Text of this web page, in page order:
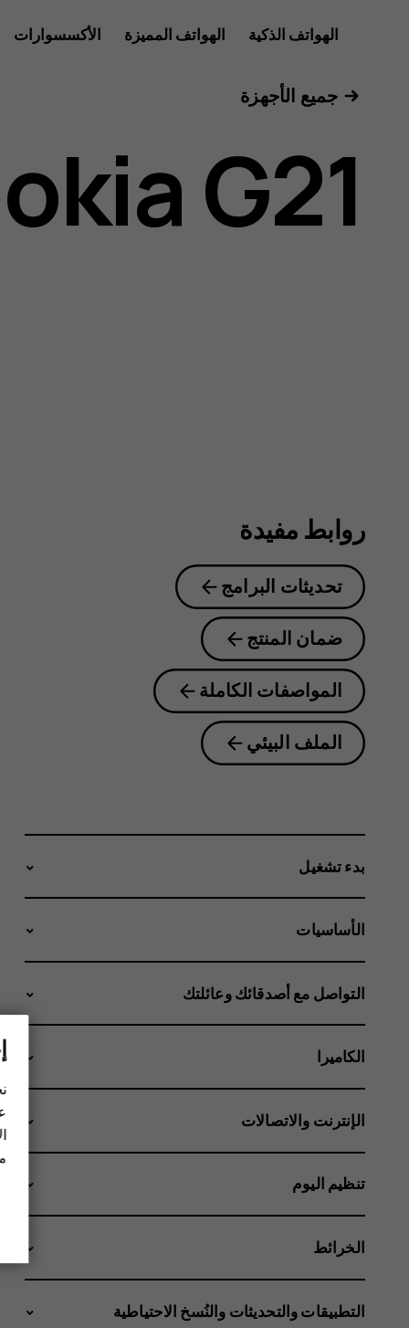
دليل
مستخدم
Nokia
الهواتف الذكية الهواتف المميزة الأكسسوارات
جميع الأجهزة
G21
روابط مفيدة
تحديثات البرامج
ضمان المنتج
المواصفات الكاملة
الملف البيئي
بدء تشغيل
الأساسيات
التواصل مع أصدقائك وعائلتك
الكاميرا
الإنترنت والاتصالات
تنظيم اليوم
الخرائط
التطبيقات والتحديثات والنُسخ الاحتياطية